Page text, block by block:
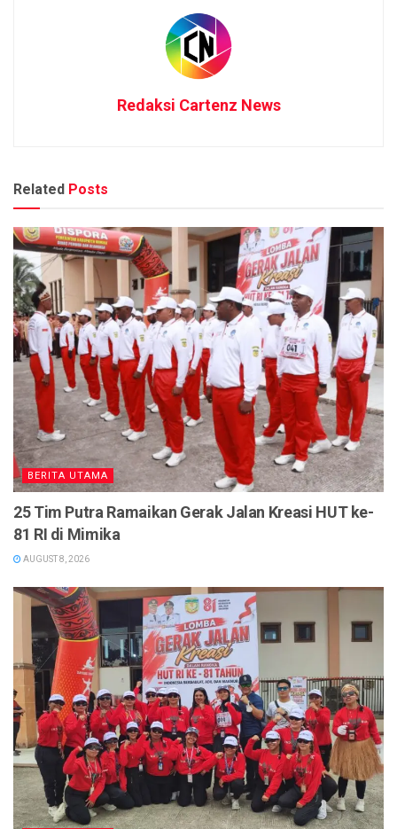
Redaksi Cartenz News
Related Posts
BERITA UTAMA
25 Tim Putra Ramaikan Gerak Jalan Kreasi HUT ke-
81 RI di Mimika
AUGUST 8, 2026